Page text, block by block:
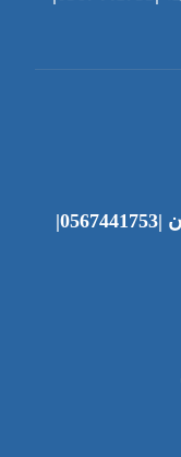
فك وتركيب غرف نوم في عجمان |0567441753|